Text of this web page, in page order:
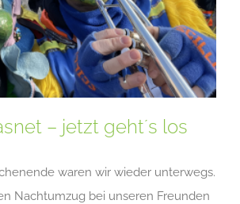
– jetzt geht´s los
waren wir wieder unterwegs.
Nachtumzug bei unseren Freunden